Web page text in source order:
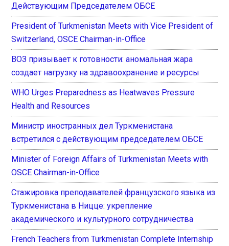
Действующим Председателем ОБСЕ
President of Turkmenistan Meets with Vice President of
Switzerland, OSCE Chairman-in-Office
ВОЗ призывает к готовности: аномальная жара
создает нагрузку на здравоохранение и ресурсы
WHO Urges Preparedness as Heatwaves Pressure
Health and Resources
Министр иностранных дел Туркменистана
встретился с действующим председателем ОБСЕ
Minister of Foreign Affairs of Turkmenistan Meets with
OSCE Chairman-in-Office
Стажировка преподавателей французского языка из
Туркменистана в Ницце: укрепление
академического и культурного сотрудничества
French Teachers from Turkmenistan Complete Internship